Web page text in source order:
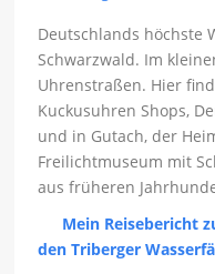
Deutschlands höchste
Schwarzwald. Im
Uhrenstraßen. Hier
Kuckusuhren Shops,
und in Gutach, der
Freilichtmuseum mit
aus früheren
Mein Reisebericht
den Triberger